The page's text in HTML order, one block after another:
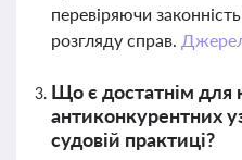
перевіряючи
розгляду справ.
Що є достатнім для
антиконкурентних
судовій практиці?